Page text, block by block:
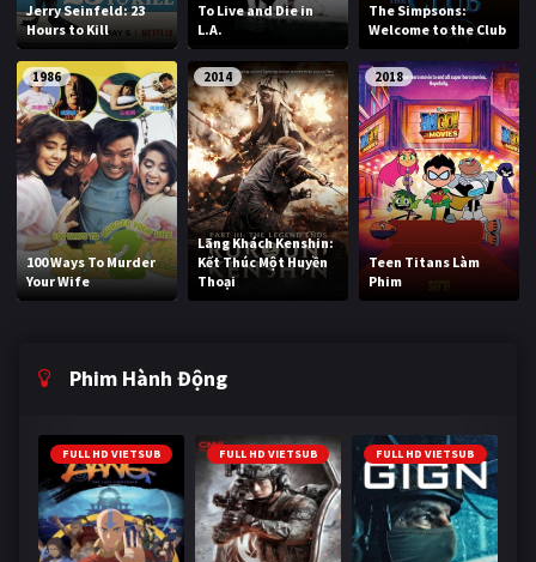
Jerry Seinfeld: 23
Hours to Kill
To Live and Die in
L.A.
The Simpsons:
Welcome to the Club
1986
100 Ways To Murder
Your Wife
2014
Lãng Khách Kenshin:
Kết Thúc Một Huyền
Thoại
2018
Teen Titans Làm
Phim
Phim Hành Động
FULL HD VIETSUB FULL HD VIETSUB FULL HD VIETSUB